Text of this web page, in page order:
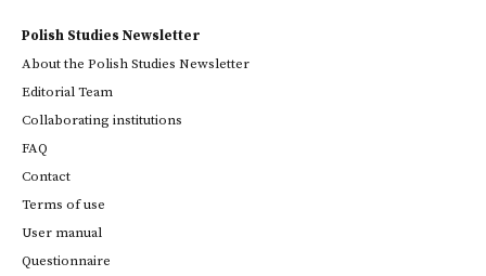
Polish Studies Newsletter
About the Polish Studies Newsletter
Editorial Team
Collaborating institutions
FAQ
Contact
Terms of use
User manual
Questionnaire